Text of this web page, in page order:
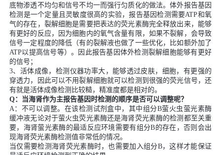
底物渗透不均匀和信号不均一而强行匀质化的做法。体外报告基因
检测是一个定量且灵敏度很高的实验，报告基因检测需要ATP和氧
气的存在，裂解细胞是需要把表达的荧光素酶完全释放出来，能够
有更好的反应，因为细胞内的氧气含量有限，如果不裂解，会导致
信号一定程度的降低（有的裂解液也做了一些优化，比如额外加了
ATP以提高信号等）。因此报告基因体外检测裂解细胞能够有更好
的信号；
3、活体成像，检测仪器功率大，能够透过皮肤，细胞，有更强的
穿透力，因此可以不用裂解细胞就可以检测到很强的荧光信号，还
有就是活体成像检测比较糙，精准度都是相对的。
Q：当海肾作为主报告基因时检测的顺序是否可以调整呢？
A：不可以调整。在该检测试剂盒中，其中组分B萤火虫萤光素酶
缓冲液无论对于萤火虫荧光素酶还是海肾荧光素酶的检测都至关重
要，海肾萤光素酶的最适反应环境需要有组分B的存在，否则会出
现海肾荧光素酶检测值非常低的情况。
当仅需要检测海肾荧光素酶时，也需要加入组分B，这样才能保证